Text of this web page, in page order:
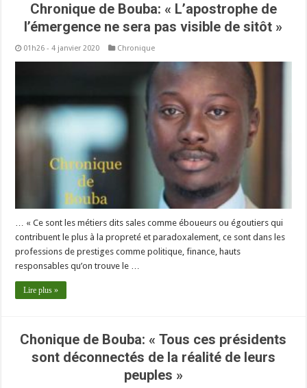
Chronique de Bouba: « L’apostrophe de
l’émergence ne sera pas visible de sitôt »
01h26 - 4 janvier 2020 Chronique
… « Ce sont les métiers dits sales comme éboueurs ou égoutiers qui
contribuent le plus à la propreté et paradoxalement, ce sont dans les
professions de prestiges comme politique, finance, hauts
responsables qu’on trouve le …
Lire plus »
Chonique de Bouba: « Tous ces présidents
sont déconnectés de la réalité de leurs
peuples »